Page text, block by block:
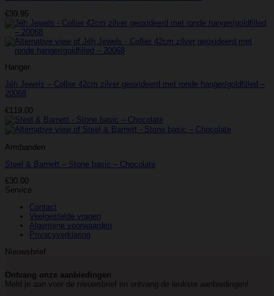
€39.95
Hanger
Jéh Jewels – Collier 42cm zilver geoxideerd met ronde hanger/goldfilled –
20068
€119.00
Armbanden
Steel & Barnett – Stone basic – Chocolate
€30.00
Service
Contact
Veelgestelde vragen
Algemene voorwaarden
Privacyverklaring
Nieuwsbrief
Ontvang onze aanbiedingen
Meld je aan voor de nieuwsbrief en ontvang de leukste aanbiedingen!